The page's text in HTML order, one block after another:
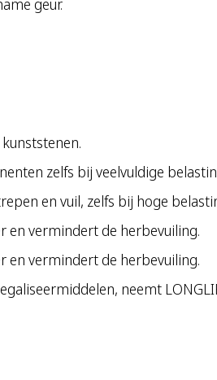
geur.
zelfs bij veelvuldige
en vuil, zelfs bij hoge
en vermindert de herbevuiling.
en vermindert de herbevuiling.
neemt